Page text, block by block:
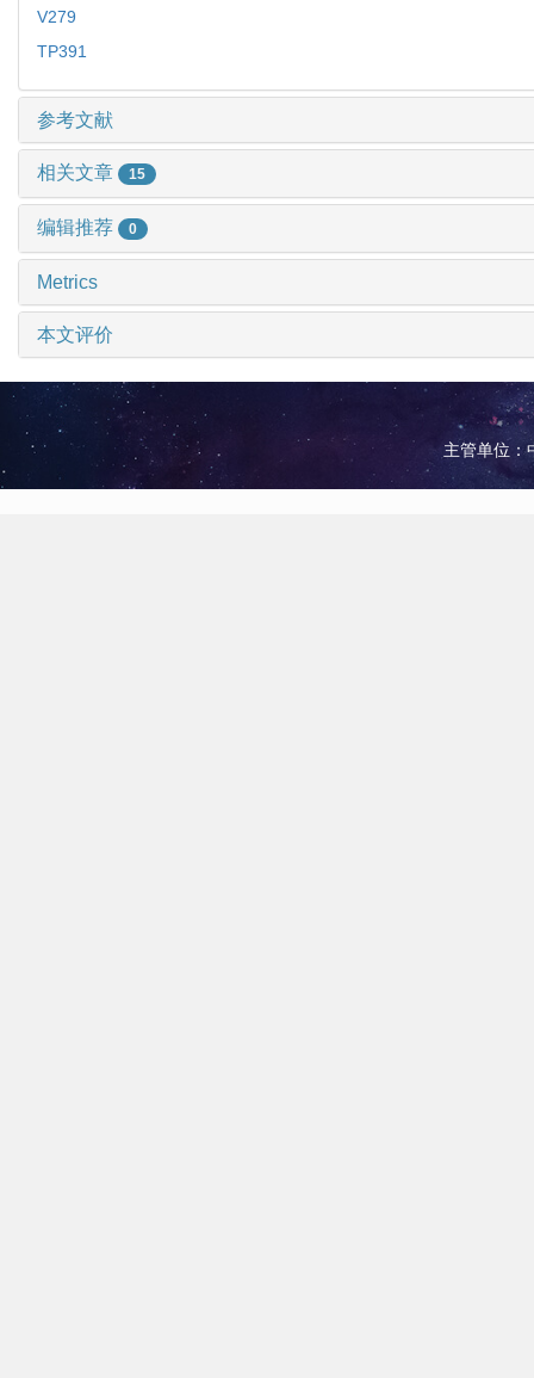
V279
TP391
参考文献
相关文章 15
编辑推荐 0
Metrics
本文评价
主管单位：